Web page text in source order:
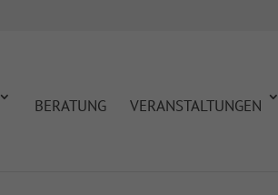
BERATUNG VERANSTALTUNGEN